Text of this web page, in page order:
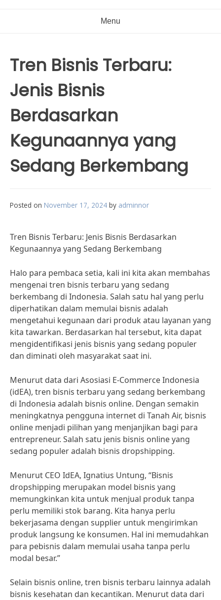
Menu
Tren Bisnis Terbaru:
Jenis Bisnis
Berdasarkan
Kegunaannya yang
Sedang Berkembang
Posted on November 17, 2024 by adminnor
Tren Bisnis Terbaru: Jenis Bisnis Berdasarkan
Kegunaannya yang Sedang Berkembang
Halo para pembaca setia, kali ini kita akan membahas
mengenai tren bisnis terbaru yang sedang
berkembang di Indonesia. Salah satu hal yang perlu
diperhatikan dalam memulai bisnis adalah
mengetahui kegunaan dari produk atau layanan yang
kita tawarkan. Berdasarkan hal tersebut, kita dapat
mengidentifikasi jenis bisnis yang sedang populer
dan diminati oleh masyarakat saat ini.
Menurut data dari Asosiasi E-Commerce Indonesia
(idEA), tren bisnis terbaru yang sedang berkembang
di Indonesia adalah bisnis online. Dengan semakin
meningkatnya pengguna internet di Tanah Air, bisnis
online menjadi pilihan yang menjanjikan bagi para
entrepreneur. Salah satu jenis bisnis online yang
sedang populer adalah bisnis dropshipping.
Menurut CEO IdEA, Ignatius Untung, “Bisnis
dropshipping merupakan model bisnis yang
memungkinkan kita untuk menjual produk tanpa
perlu memiliki stok barang. Kita hanya perlu
bekerjasama dengan supplier untuk mengirimkan
produk langsung ke konsumen. Hal ini memudahkan
para pebisnis dalam memulai usaha tanpa perlu
modal besar.”
Selain bisnis online, tren bisnis terbaru lainnya adalah
bisnis kesehatan dan kecantikan. Menurut data dari